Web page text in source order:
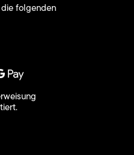
folgenden